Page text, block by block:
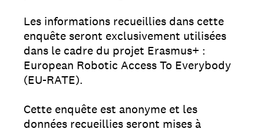
Les informations recueillies dans cette
enquête seront exclusivement utilisées
dans le cadre du projet Erasmus+ :
European Robotic Access To Everybody
(EU-RATE).
Cette enquête est anonyme et les
données recueillies seront mises à